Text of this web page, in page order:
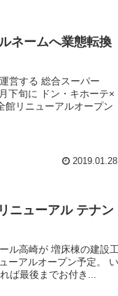
ネームへ業態転換
下旬に ドン・キホーテ×
館リニューアルオープン
2019.01.28
ニューアル テナン
みました。 よろしければ最後までお付き...